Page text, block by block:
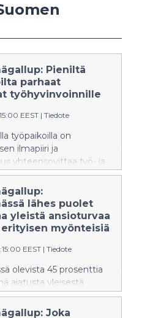
Pieniltä
parhaat
työhyvinvoinnille
EEST | Tiedote
työpaikoilla on
ilmapiiri ja
yhteensovittaa työ- ja
Näin arvioi
selvä
työelämässä olevista.
saavat alle 10
joissa perhe-
ja luottamus
Hyvä työilmapiiri
tärkeämmäksi
tekijäksi.
lähes puolet
yleistä ansioturvaa
myönteisiä
EEST | Tiedote
olevista 45 prosenttia
ajatusta yleisestä
joka tarjoaisi
turvan myös niille,
Joka